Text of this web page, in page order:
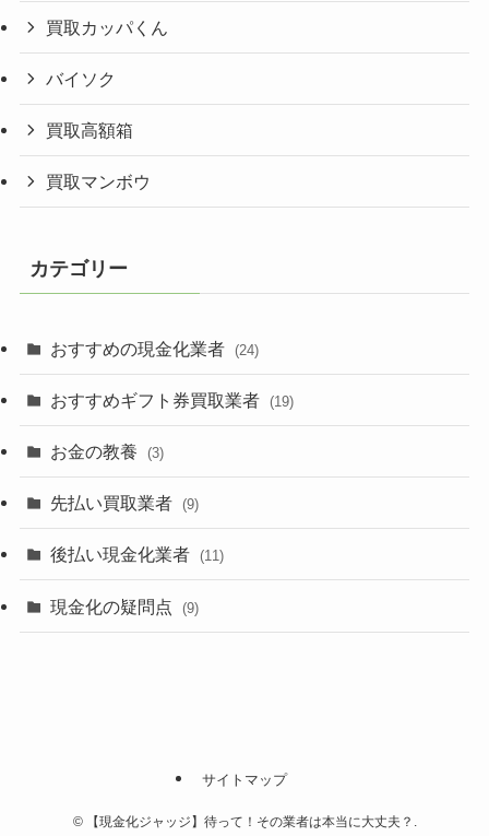
買取カッパくん
バイソク
買取高額箱
買取マンボウ
カテゴリー
おすすめの現金化業者 (24)
おすすめギフト券買取業者 (19)
お金の教養 (3)
先払い買取業者 (9)
後払い現金化業者 (11)
現金化の疑問点 (9)
サイトマップ
©【現金化ジャッジ】待って！その業者は本当に大丈夫？.